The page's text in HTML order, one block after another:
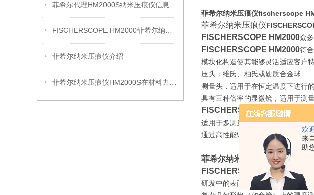
欢
来
助
菲希尔代理HM2000S纳米压痕仪信息
菲希尔纳米压痕仪介绍
菲希尔纳米压痕仪fischerscope
菲希尔纳米压痕仪
FISCHERSCOPE HM2000众
FISCHERSCOPE HM2000符
模块化构造使其能够灵活适应客户
压头：维氏、柏氏或硬质合金球
测量头，适用于在恒定温度下进行
具有三种倍率的显微镜，适用于测
FISCHERSCOPE HM2000
适用于多测量点自动化测试的可编
通过高性能WIN-HCU 软件快速评
菲希尔纳米压痕仪
FISCHERSCOPE HM2000菲
研发中的表面表征，例如医用植入